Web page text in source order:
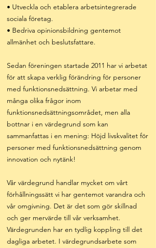
• Utveckla och etablera arbetsintegrerade
sociala företag.
• Bedriva opinionsbildning gentemot
allmänhet och beslutsfattare.
Sedan föreningen startade 2011 har vi arbetat
för att skapa verklig förändring för personer
med funktionsnedsättning. Vi arbetar med
många olika frågor inom
funktionsnedsättningsområdet, men alla
bottnar i en värdegrund som kan
sammanfattas i en mening: Höjd livskvalitet för
personer med funktionsnedsättning genom
innovation och nytänk!
Vår värdegrund handlar mycket om vårt
förhållningssätt vi har gentemot varandra och
vår omgivning. Det är det som gör skillnad
och ger mervärde till vår verksamhet.
Värdegrunden har en tydlig koppling till det
dagliga arbetet. I värdegrundsarbete som